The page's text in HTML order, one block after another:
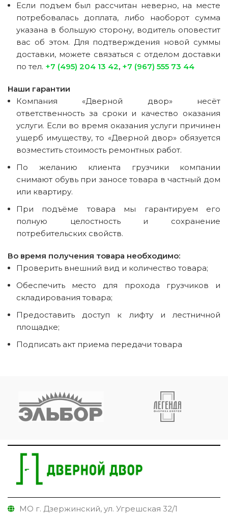
Если подъем был рассчитан неверно, на месте
потребовалась доплата, либо наоборот сумма
указана в большую сторону, водитель оповестит
вас об этом. Для подтверждения новой суммы
доставки, можете связаться с отделом доставки
по тел. +7 (495) 204 13 42, +7 (967) 555 73 44
Наши гарантии
Компания «Дверной двор» несёт
ответственность за сроки и качество оказания
услуги. Если во время оказания услуги причинен
ущерб имуществу, то «Дверной двор» обязуется
возместить стоимость ремонтных работ.
По желанию клиента грузчики компании
снимают обувь при заносе товара в частный дом
или квартиру.
При подъёме товара мы гарантируем его
полную целостность и сохранение
потребительских свойств.
Во время получения товара необходимо:
Проверить внешний вид и количество товара;
Обеспечить место для прохода грузчиков и
складирования товара;
Предоставить доступ к лифту и лестничной
площадке;
Подписать акт приема передачи товара
МО г. Дзержинский, ул. Угрешская 32/1